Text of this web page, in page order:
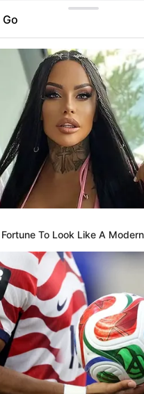
· 1:08 ΜΜ
· 1:08 ΜΜ
άρθρο
τοnewstok.grστην Google
To Look Like A